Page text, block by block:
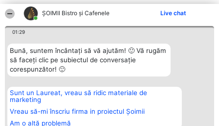
ȘOIMII Bistro și Cafenele Live chat
01:29
Bună, suntem încântați să vă ajutăm! 🙂 Vă rugăm
să faceți clic pe subiectul de conversație
corespunzător! 🙂
Sunt un Laureat, vreau să ridic materiale de
marketing
Vreau să-mi înscriu firma in proiectul Șoimii
Am o altă problemă
Organizator Ranking
BRIGHT SOLUTIONS BR SRL
Aleea Timisul De Sus 2 Bl. A30
Sc. A Et. 4 Ap. 13 Cod 061952
București
Plebiscyt
Lista Tuturor
Laureaților
Contact